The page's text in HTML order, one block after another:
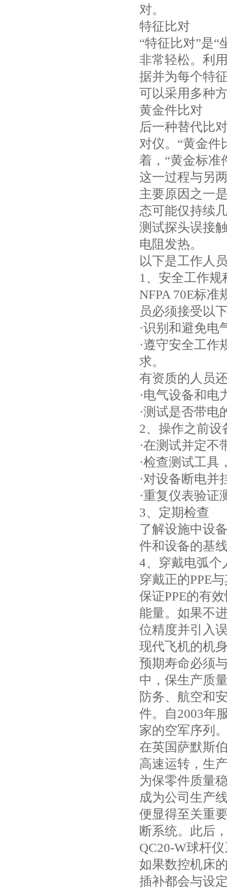
对。
特征比对
“特征比对”是
非常轻松。利
据并为每个特
可以采用多种
黄金件比对
后一种替代比
对仪。“黄金件
着，“黄金标准
这一过程与另
主要原因之一
态可能仅持续
测试探头误接
电阻发热。
以下是工作人
1、安全工作规
NFPA 70E标
员必须接受以
·识别和避免电
·遵守安全工作
求。
有资质的人员
·电气设备和电
·测试是否带电
2、操作之前设
·在测试并定不
·检查测试工具
·对设备断电并
·重复仪表验证
3、定期检查
了解设施中设
件和设备的基
4、穿戴电弧个
穿戴正的PPE
保证PPE的有
能量。如果不
位精度并引入
现代飞机的机
预期寿命必须
中，保生产质
防务、航空和
件。自2003年
家的空军序列
在英国萨默斯
高速运转，生
为保零件质量
成为公司生产
便显得至关重
断系统。此后
QC20-W球杆
如果数控机床
插补都会与设